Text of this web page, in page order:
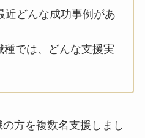
近どんな成功事例があ
では、どんな支援実
の方を複数名支援しまし